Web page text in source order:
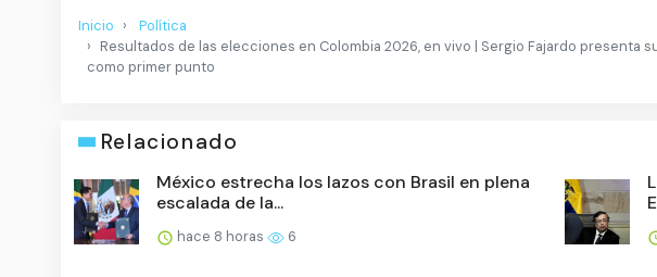
Inicio
Política
Resultados de las elecciones en Colombia 2026, en vivo | Sergio Fajardo presenta
como primer punto
Relacionado
México estrecha los lazos con Brasil en plena
escalada de la...
hace 8 horas 6